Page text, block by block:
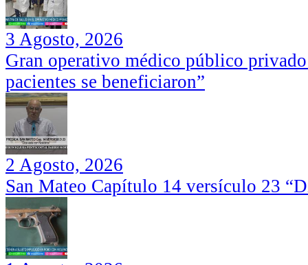
3 Agosto, 2026
Gran operativo médico público
pacientes se beneficiaron”
2 Agosto, 2026
San Mateo Capítulo 14 versículo 23